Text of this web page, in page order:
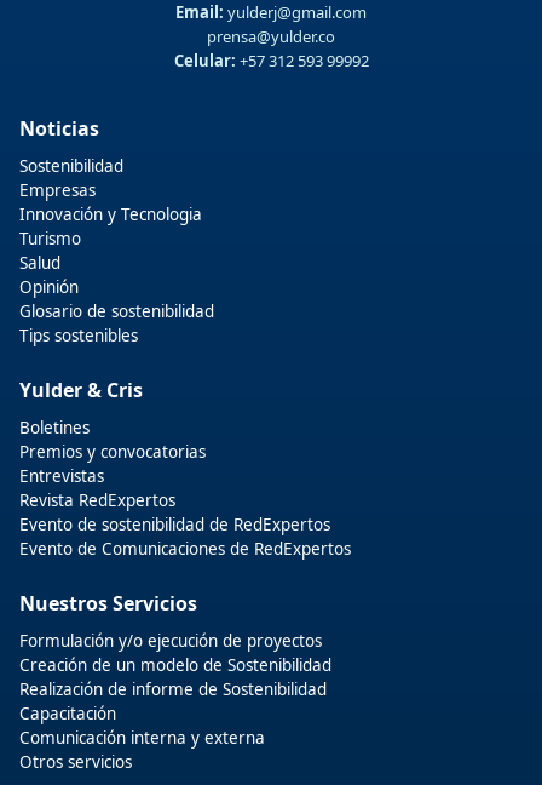
Email: yulderj@gmail.com
prensa@yulder.co
Celular: +57 312 593 99992
Noticias
Sostenibilidad
Empresas
Innovación y Tecnologia
Turismo
Salud
Opinión
Glosario de sostenibilidad
Tips sostenibles
Yulder & Cris
Boletines
Premios y convocatorias
Entrevistas
Revista RedExpertos
Evento de sostenibilidad de RedExpertos
Evento de Comunicaciones de RedExpertos
Nuestros Servicios
Formulación y/o ejecución de proyectos
Creación de un modelo de Sostenibilidad
Realización de informe de Sostenibilidad
Capacitación
Comunicación interna y externa
Otros servicios